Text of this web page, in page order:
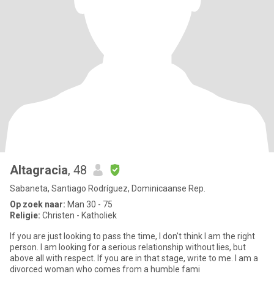
Altagracia, 48
Sabaneta, Santiago Rodríguez, Dominicaanse Rep.
Op zoek naar: Man 30 - 75
Religie: Christen - Katholiek
If you are just looking to pass the time, I don't think I am the right
person. I am looking for a serious relationship without lies, but
above all with respect. If you are in that stage, write to me. I am a
divorced woman who comes from a humble fami